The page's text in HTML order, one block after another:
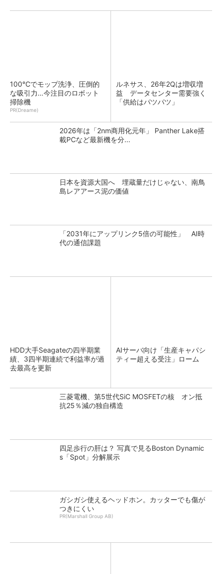
100℃でモップ洗浄、圧倒的
な吸引力…今注目のロボット
掃除機
PR(Dreame)
ルネサス、26年2Qは増収増
益 データセンター需要強く
「供給はパツパツ」
2026年は「2nm商用化元年」 Panther Lake搭
載PCなど最新機を分...
日本を資源大国へ 埋蔵量だけじゃない、南鳥
島レアアース泥の価値
「2031年にアップリンク5倍の可能性」 AI時
代の通信課題
HDD大手Seagateの四半期業
績、3四半期連続で利益率が過
去最高を更新
AIサーバ向け「生産キャパシ
ティー超える受注」ローム
三菱電機、第5世代SiC MOSFETの核 オン抵
抗25％減の独自構造
四足歩行の肝は？ 写真で見るBoston Dynamic
s「Spot」分解展示
ガシガシ使えるヘッドホン。カッターでも傷が
つきにくい
PR(Marshall Group AB)